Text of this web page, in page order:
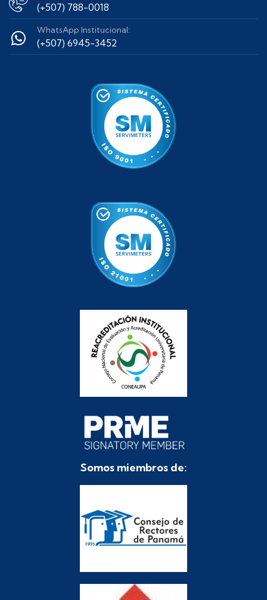
(+507) 788-0018
WhatsApp Institucional:
(+507) 6945-3452
Somos miembros de: